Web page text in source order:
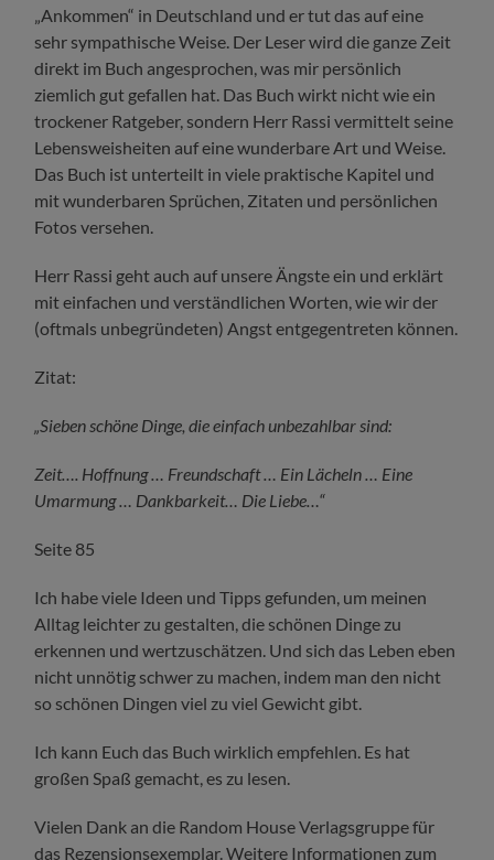
„Ankommen“ in Deutschland und er tut das auf eine
sehr sympathische Weise. Der Leser wird die ganze Zeit
direkt im Buch angesprochen, was mir persönlich
ziemlich gut gefallen hat. Das Buch wirkt nicht wie ein
trockener Ratgeber, sondern Herr Rassi vermittelt seine
Lebensweisheiten auf eine wunderbare Art und Weise.
Das Buch ist unterteilt in viele praktische Kapitel und
mit wunderbaren Sprüchen, Zitaten und persönlichen
Fotos versehen.
Herr Rassi geht auch auf unsere Ängste ein und erklärt
mit einfachen und verständlichen Worten, wie wir der
(oftmals unbegründeten) Angst entgegentreten können.
Zitat:
„Sieben schöne Dinge, die einfach unbezahlbar sind:
Zeit…. Hoffnung … Freundschaft … Ein Lächeln … Eine
Umarmung … Dankbarkeit… Die Liebe…“
Seite 85
Ich habe viele Ideen und Tipps gefunden, um meinen
Alltag leichter zu gestalten, die schönen Dinge zu
erkennen und wertzuschätzen. Und sich das Leben eben
nicht unnötig schwer zu machen, indem man den nicht
so schönen Dingen viel zu viel Gewicht gibt.
Ich kann Euch das Buch wirklich empfehlen. Es hat
großen Spaß gemacht, es zu lesen.
Vielen Dank an die Random House Verlagsgruppe für
das Rezensionsexemplar. Weitere Informationen zum